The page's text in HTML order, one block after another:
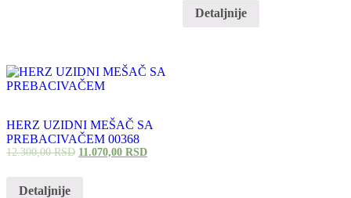
Detaljnije
HERZ UZIDNI MEŠAČ SA
PREBACIVAČEM 00368
12.300,00RSD 11.070,00 RSD
Detaljnije